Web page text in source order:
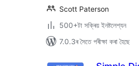
Scott Paterson
500+টা সক্ৰিয় ইনষ্টলেশ্যন
7.0.3ৰ সৈতে পৰীক্ষা কৰা হৈছে